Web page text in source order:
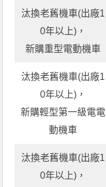
汰換老舊機車(出廠1
0年以上)，
新購重型電動機車
汰換老舊機車(出廠1
0年以上)，
新購輕型第一級電電
動機車
汰換老舊機車(出廠1
0年以上)，